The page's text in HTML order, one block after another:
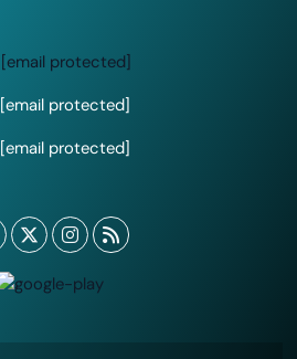
[email protected]
[email protected]
[email protected]